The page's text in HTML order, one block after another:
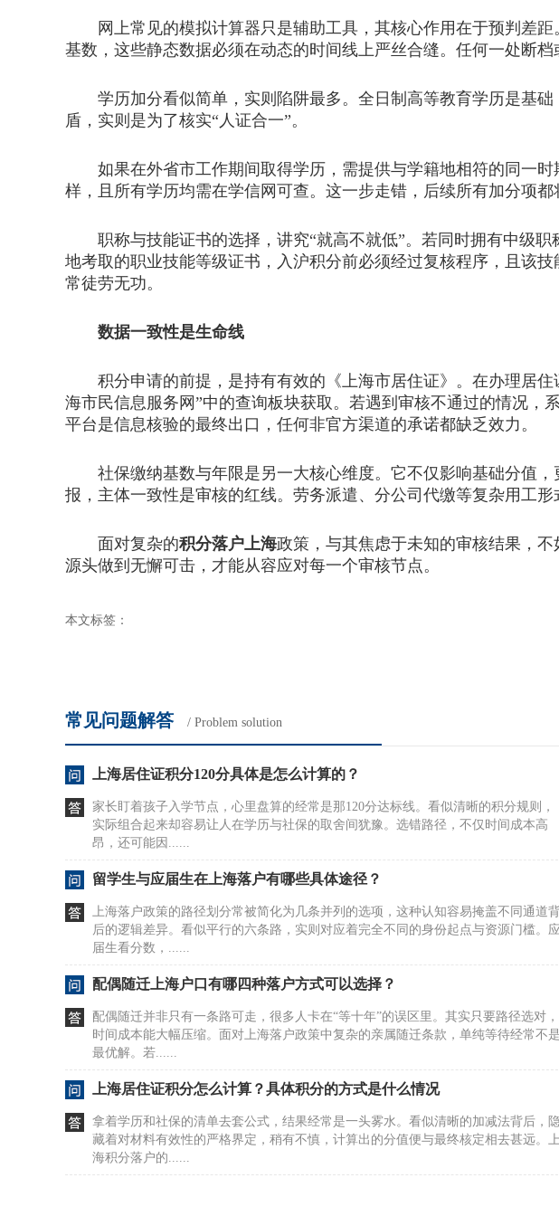
网上常见的模拟计算器只是辅助工具，其核心作用在于预判差距
基数，这些静态数据必须在动态的时间线上严丝合缝。任何一处断档
学历加分看似简单，实则陷阱最多。全日制高等教育学历是基础
盾，实则是为了核实“人证合一”。
如果在外省市工作期间取得学历，需提供与学籍地相符的同一时
样，且所有学历均需在学信网可查。这一步走错，后续所有加分项都
职称与技能证书的选择，讲究“就高不就低”。若同时拥有中级职
地考取的职业技能等级证书，入沪积分前必须经过复核程序，且该
常徒劳无功。
数据一致性是生命线
积分申请的前提，是持有有效的《上海市居住证》。在办理居住
海市民信息服务网”中的查询板块获取。若遇到审核不通过的情况
平台是信息核验的最终出口，任何非官方渠道的承诺都缺乏效力。
社保缴纳基数与年限是另一大核心维度。它不仅影响基础分值，
报，主体一致性是审核的红线。劳务派遣、分公司代缴等复杂用工
面对复杂的积分落户上海政策，与其焦虑于未知的审核结果，
源头做到无懈可击，才能从容应对每一个审核节点。
本文标签：
常见问题解答 / Problem solution
上海居住证积分120分具体是怎么计算的？
家长盯着孩子入学节点，心里盘算的经常是那120分达标线。看似清晰的积分规则，
实际组合起来却容易让人在学历与社保的取舍间犹豫。选错路径，不仅时间成本高
昂，还可能因......
留学生与应届生在上海落户有哪些具体途径？
上海落户政策的路径划分常被简化为几条并列的选项，这种认知容易掩盖不同通道
后的逻辑差异。看似平行的六条路，实则对应着完全不同的身份起点与资源门槛。应
届生看分数，......
配偶随迁上海户口有哪四种落户方式可以选择？
配偶随迁并非只有一条路可走，很多人卡在“等十年”的误区里。其实只要路径选对，
时间成本能大幅压缩。面对上海落户政策中复杂的亲属随迁条款，单纯等待经常不是
最优解。若......
上海居住证积分怎么计算？具体积分的方式是什么情况
拿着学历和社保的清单去套公式，结果经常是一头雾水。看似清晰的加减法背后，
藏着对材料有效性的严格界定，稍有不慎，计算出的分值便与最终核定相去甚远。上
海积分落户的......